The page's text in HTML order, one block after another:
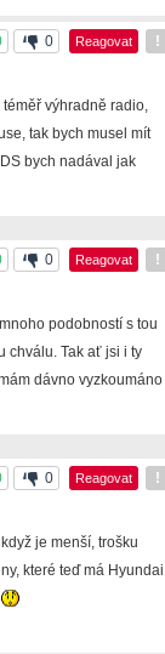
0 Reagovat !
výhradně radio,
tak bych musel mít
bych nadával jak
0 Reagovat !
podobností s tou
chválu. Tak ať jsi i ty
dávno vyzkoumáno
0 Reagovat !
je menší, trošku
které teď má Hyundai